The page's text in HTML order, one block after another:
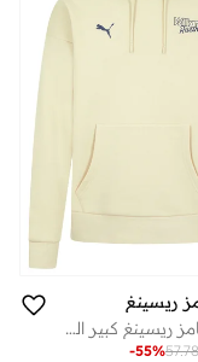
ريسينغ
هودي ويليامز ريسينغ كبير الحجم
57.78
-55%